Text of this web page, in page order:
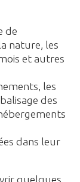
de
nature, les
et autres
les
des
dans leur
quelques